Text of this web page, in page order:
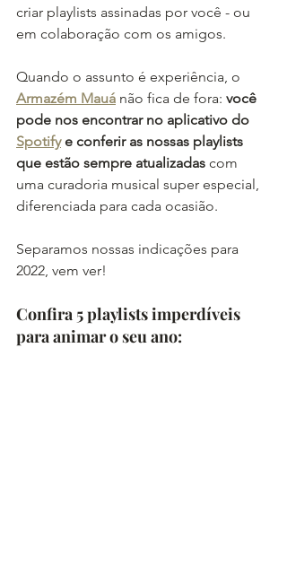
criar playlists assinadas por você - ou
em colaboração com os amigos.
Quando o assunto é experiência, o
Armazém Mauá não fica de fora: você
pode nos encontrar no aplicativo do
Spotify e conferir as nossas playlists
que estão sempre atualizadas com
uma curadoria musical super especial,
diferenciada para cada ocasião.
Separamos nossas indicações para
2022, vem ver!
Confira 5 playlists imperdíveis
para animar o seu ano: